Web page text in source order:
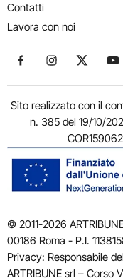
Contatti
Lavora con noi
Seguici su Facebook
Seguici su
Seguici
Sito realizzato con il
n. 385 del 19/10/
© 2011-2026
00186 Roma - P.I.
Privacy: Responsabile
ARTRIBUNE srl – Corso